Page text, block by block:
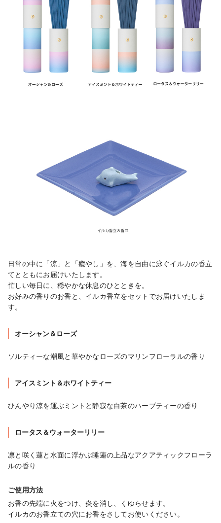
日常の中に「涼」と「癒やし」を、海を自由に泳ぐイルカの香立
てとともにお届けいたします。
忙しい毎日に、穏やかな休息のひとときを。
お好みの香りのお香と、イルカ香立をセットでお届けいたしま
す。
オーシャン＆ローズ
ソルティーな潮風と華やかなローズのマリンフローラルの香り
アイスミント＆ホワイトティー
ひんやり涼を運ぶミントと静寂な白茶のハーブティーの香り
ロータス＆ウォーターリリー
凛と咲く蓮と水面に浮かぶ睡蓮の上品なアクアティックフローラ
ルの香り
ご使用方法
お香の先端に火をつけ、炎を消し、くゆらせます。
イルカのお香立ての穴にお香をさしてお使いください。